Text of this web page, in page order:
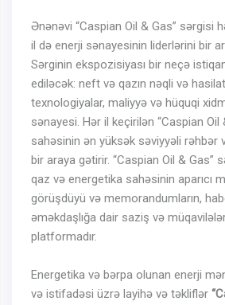
Ənənəvi “Caspian Oil & Gas” sərgisi
il də enerji sənayesinin liderlərini bir
Sərginin ekspozisiyası bir neçə
ediləcək: neft və qazın nəqli və
texnologiyalar, maliyyə və hüquqi
sənayesi. Hər il keçirilən “Caspian
sahəsinin ən yüksək səviyyəli rəhbər
bir araya gətirir. “Caspian Oil & Gas”
qaz və energetika sahəsinin aparıcı
görüşdüyü və memorandumların,
əməkdaşlığa dair saziş və
platformadır.
Energetika və bərpa olunan enerji
və istifadəsi üzrə layihə və təkliflər